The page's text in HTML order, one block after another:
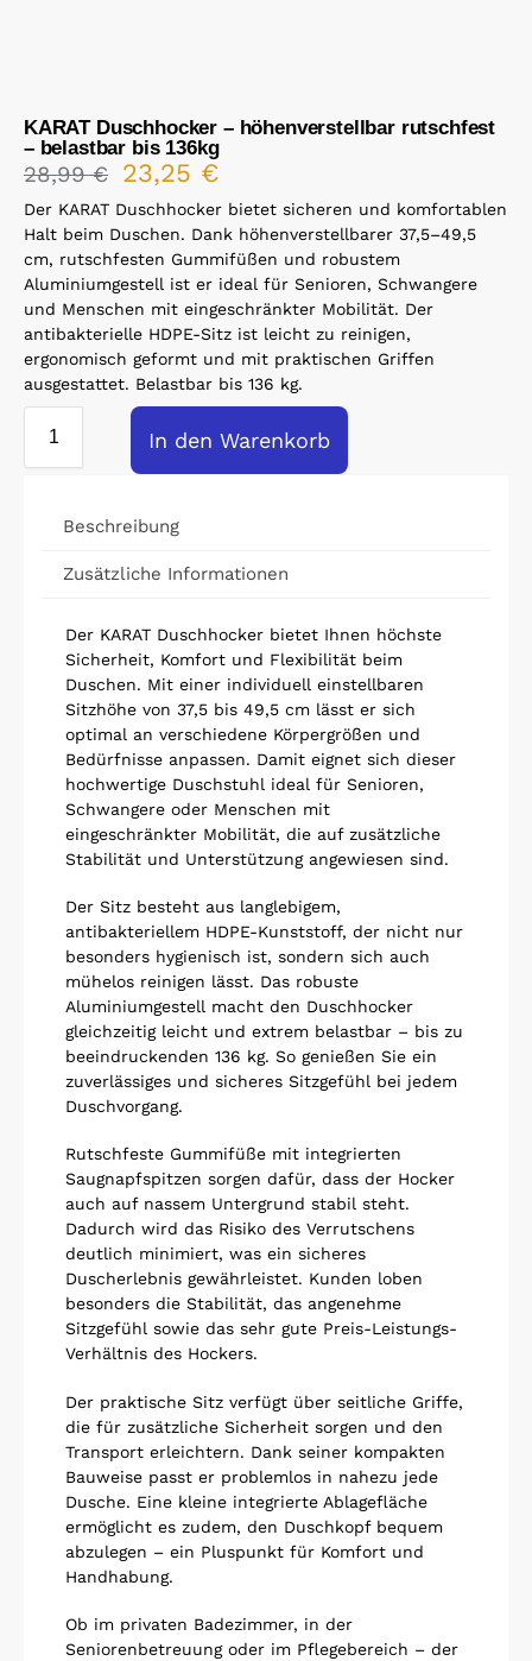
KARAT Duschhocker – höhenverstellbar rutschfest
– belastbar bis 136kg
28,99€ 23,25 €
Der KARAT Duschhocker bietet sicheren und komfortablen
Halt beim Duschen. Dank höhenverstellbarer 37,5–49,5
cm, rutschfesten Gummifüßen und robustem
Aluminiumgestell ist er ideal für Senioren, Schwangere
und Menschen mit eingeschränkter Mobilität. Der
antibakterielle HDPE-Sitz ist leicht zu reinigen,
ergonomisch geformt und mit praktischen Griffen
ausgestattet. Belastbar bis 136 kg.
In den Warenkorb
Beschreibung
Zusätzliche Informationen
Der KARAT Duschhocker bietet Ihnen höchste
Sicherheit, Komfort und Flexibilität beim
Duschen. Mit einer individuell einstellbaren
Sitzhöhe von 37,5 bis 49,5 cm lässt er sich
optimal an verschiedene Körpergrößen und
Bedürfnisse anpassen. Damit eignet sich dieser
hochwertige Duschstuhl ideal für Senioren,
Schwangere oder Menschen mit
eingeschränkter Mobilität, die auf zusätzliche
Stabilität und Unterstützung angewiesen sind.
Der Sitz besteht aus langlebigem,
antibakteriellem HDPE-Kunststoff, der nicht nur
besonders hygienisch ist, sondern sich auch
mühelos reinigen lässt. Das robuste
Aluminiumgestell macht den Duschhocker
gleichzeitig leicht und extrem belastbar – bis zu
beeindruckenden 136 kg. So genießen Sie ein
zuverlässiges und sicheres Sitzgefühl bei jedem
Duschvorgang.
Rutschfeste Gummifüße mit integrierten
Saugnapfspitzen sorgen dafür, dass der Hocker
auch auf nassem Untergrund stabil steht.
Dadurch wird das Risiko des Verrutschens
deutlich minimiert, was ein sicheres
Duscherlebnis gewährleistet. Kunden loben
besonders die Stabilität, das angenehme
Sitzgefühl sowie das sehr gute Preis-Leistungs-
Verhältnis des Hockers.
Der praktische Sitz verfügt über seitliche Griffe,
die für zusätzliche Sicherheit sorgen und den
Transport erleichtern. Dank seiner kompakten
Bauweise passt er problemlos in nahezu jede
Dusche. Eine kleine integrierte Ablagefläche
ermöglicht es zudem, den Duschkopf bequem
abzulegen – ein Pluspunkt für Komfort und
Handhabung.
Ob im privaten Badezimmer, in der
Seniorenbetreuung oder im Pflegebereich – der